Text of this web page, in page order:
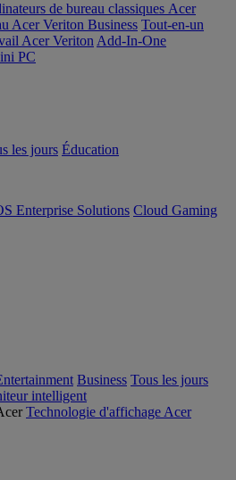
de bureau classiques Acer
Acer Veriton Business Tout-en-un
Acer Veriton Add-In-One
PC
les jours Éducation
Enterprise Solutions Cloud Gaming
Business Tous les jours
intelligent
Technologie d'affichage Acer